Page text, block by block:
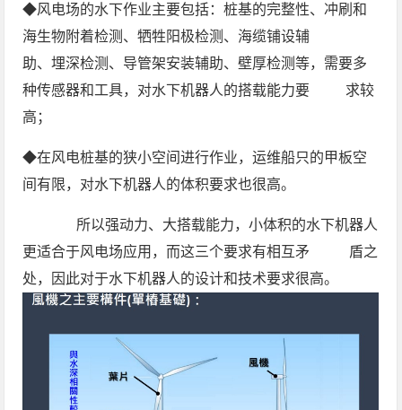
◆风电场的水下作业主要包括：桩基的完整性、冲刷和
海生物附着检测、牺牲阳极检测、海缆铺设辅
助、埋深检测、导管架安装辅助、壁厚检测等，需要多
种传感器和工具，对水下机器人的搭载能力要 求较
高；
◆在风电桩基的狭小空间进行作业，运维船只的甲板空
间有限，对水下机器人的体积要求也很高。
所以强动力、大搭载能力，小体积的水下机器人
更适合于风电场应用，而这三个要求有相互矛 盾之
处，因此对于水下机器人的设计和技术要求很高。